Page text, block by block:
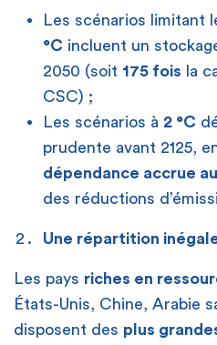
Les scénarios limitant
°C incluent un
2050 (soit 175 fois la
CSC) ;
Les scénarios à 2 °C
prudente avant 2125,
dépendance accrue
des réductions
Une répartition
Les pays riches en
États-Unis, Chine, Arabie
disposent des plus